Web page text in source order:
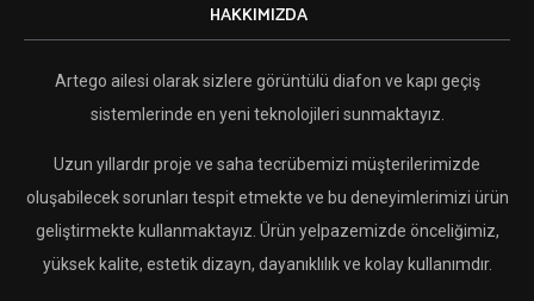
HAKKIMIZDA
Artego ailesi olarak sizlere görüntülü diafon ve kapı geçiş
sistemlerinde en yeni teknolojileri sunmaktayız.
Uzun yıllardır proje ve saha tecrübemizi müşterilerimizde
oluşabilecek sorunları tespit etmekte ve bu deneyimlerimizi ürün
geliştirmekte kullanmaktayız. Ürün yelpazemizde önceliğimiz,
yüksek kalite, estetik dizayn, dayanıklılık ve kolay kullanımdır.